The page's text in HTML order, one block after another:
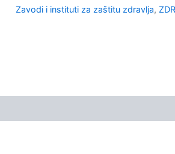
Zavodi i instituti za zaštitu zdravlja,